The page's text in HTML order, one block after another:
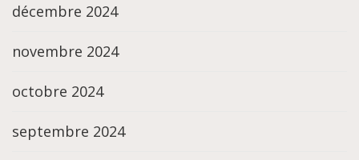
décembre 2024
novembre 2024
octobre 2024
septembre 2024